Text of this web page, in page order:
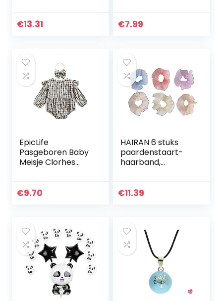
zachte speciale
€13.31
stretchy haarband
€7.99
EpicLife
Pasgeboren Baby
Meisje Clorhes
Romper en Boog
€9.70
HAIRAN 6 stuks
paardenstaart-
haarband,
elastiek, organza
€11.39